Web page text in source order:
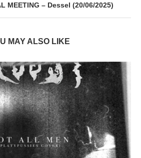
MEETING – Dessel (20/06/2025)
MAY ALSO LIKE